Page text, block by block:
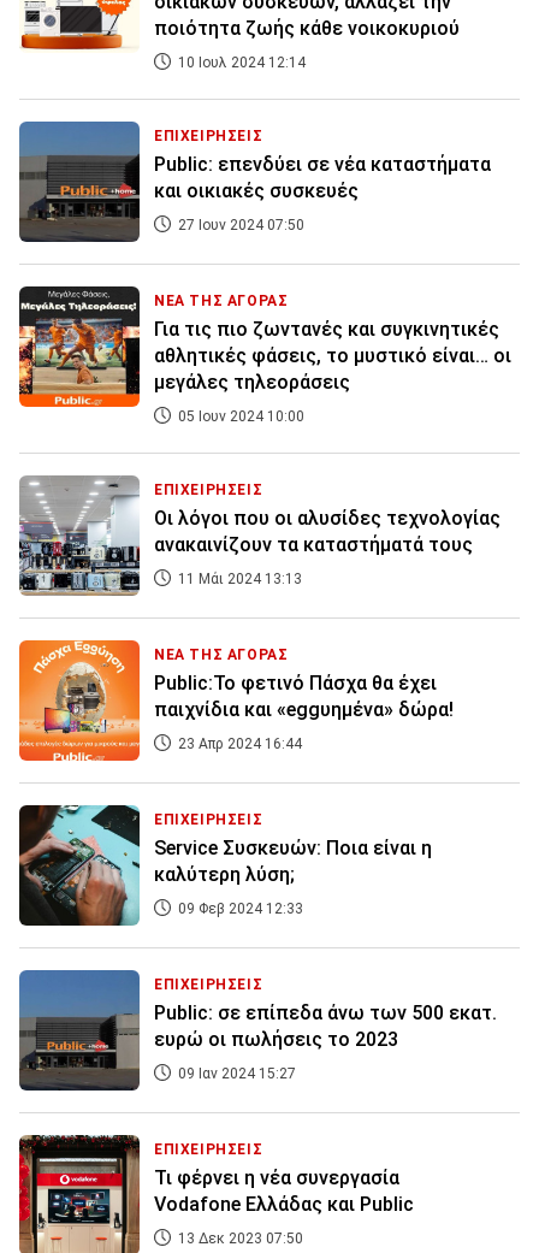
ποιότητα ζωής κάθε νοικοκυριού
10 Ιουλ 2024 12:14
ΕΠΙΧΕΙΡΗΣΕΙΣ
Public: επενδύει σε νέα καταστήματα
και οικιακές συσκευές
27 Ιουν 2024 07:50
ΝΕΑ ΤΗΣ ΑΓΟΡΑΣ
Για τις πιο ζωντανές και συγκινητικές
αθλητικές φάσεις, το μυστικό είναι… οι
μεγάλες τηλεοράσεις
05 Ιουν 2024 10:00
ΕΠΙΧΕΙΡΗΣΕΙΣ
Οι λόγοι που οι αλυσίδες τεχνολογίας
ανακαινίζουν τα καταστήματά τους
11 Μάι 2024 13:13
ΝΕΑ ΤΗΣ ΑΓΟΡΑΣ
Public:Το φετινό Πάσχα θα έχει
παιχνίδια και «eggυημένα» δώρα!
23 Απρ 2024 16:44
ΕΠΙΧΕΙΡΗΣΕΙΣ
Service Συσκευών: Ποια είναι η
καλύτερη λύση;
09 Φεβ 2024 12:33
ΕΠΙΧΕΙΡΗΣΕΙΣ
Public: σε επίπεδα άνω των 500 εκατ.
ευρώ οι πωλήσεις το 2023
09 Ιαν 2024 15:27
ΕΠΙΧΕΙΡΗΣΕΙΣ
Τι φέρνει η νέα συνεργασία
Vodafone Ελλάδας και Public
13 Δεκ 2023 07:50